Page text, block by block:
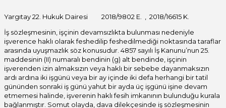
Yargıtay 22. Hukuk Dairesi 2018/9802 E. , 2018/16615 K.
İş sözleşmesinin, işçinin devamsızlıkta bulunması nedeniyle
işverence haklı olarak feshedilip feshedilmediği noktasında taraflar
arasında uyuşmazlık söz konusudur. 4857 sayılı İş Kanunu’nun 25.
maddesinin (II) numaralı bendinin (g) alt bendinde, işçinin
işverenden izin almaksızın veya haklı bir sebebe dayanmaksızın
ardı ardına iki işgünü veya bir ay içinde iki defa herhangi bir tatil
gününden sonraki iş günü yahut bir ayda üç işgünü işine devam
etmemesi halinde, işverenin haklı fesih imkanının bulunduğu kurala
bağlanmıştır. Somut olayda, dava dilekçesinde iş sözleşmesinin